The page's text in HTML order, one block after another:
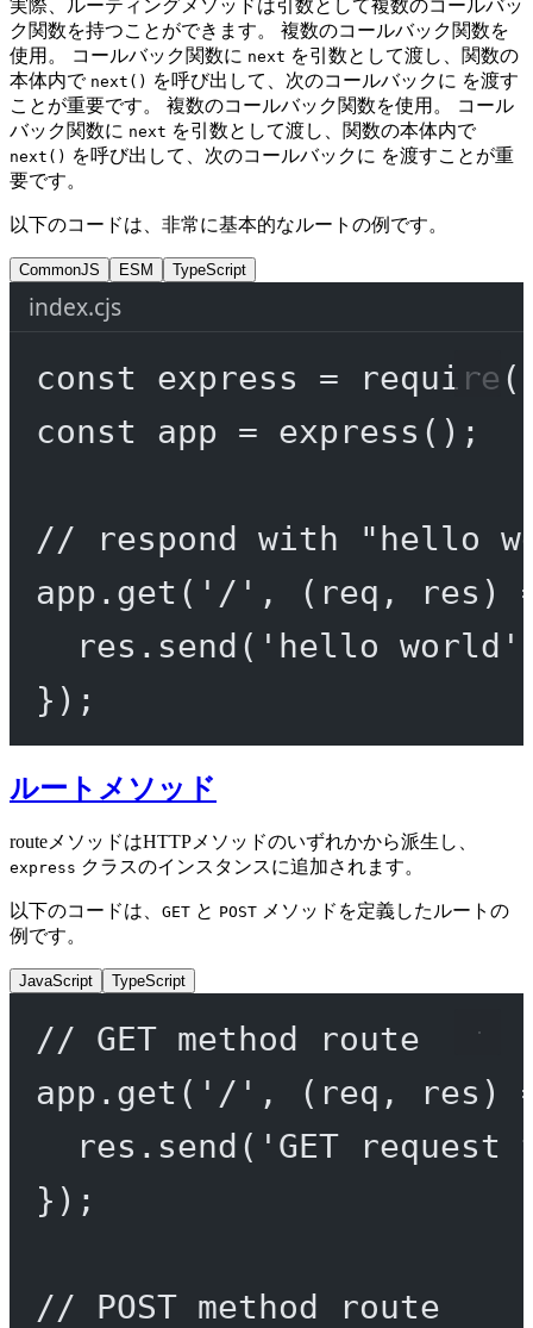
実際、ルーティングメソッドは引数として複数のコールバッ
ク関数を持つことができます。 複数のコールバック関数を
使用。 コールバック関数に next を引数として渡し、関数の
本体内で next() を呼び出して、次のコールバックに を渡す
ことが重要です。 複数のコールバック関数を使用。 コール
バック関数に next を引数として渡し、関数の本体内で
next() を呼び出して、次のコールバックに を渡すことが重
要です。
以下のコードは、非常に基本的なルートの例です。
CommonJS ESM TypeScript
index.cjs
const express = require (
const
app = express ();
// respond with "hello
app. get ( '/' , ( req , res )
res. send ( 'hello world'
});
ルートメソッド
routeメソッドはHTTPメソッドのいずれかから派生し、
express クラスのインスタンスに追加されます。
以下のコードは、 GET と POST メソッドを定義したルートの
例です。
JavaScript TypeScript
// GET method route
app. get ( '/' , ( req , res )
res. send ( 'GET request
});
// POST method route